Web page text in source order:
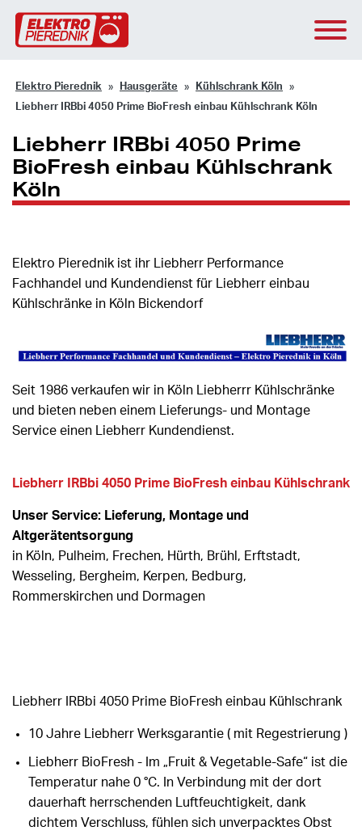
Elektro Pierednik Hausgeräte Kühlschrank Köln
Liebherr IRBbi 4050 Prime BioFresh einbau Kühlschrank Köln
Liebherr IRBbi 4050 Prime
BioFresh einbau Kühlschrank
Köln
Elektro Pierednik ist ihr Liebherr Performance
Fachhandel und Kundendienst für Liebherr einbau
Kühlschränke in Köln Bickendorf
Seit 1986 verkaufen wir in Köln Liebherrr Kühlschränke
und bieten neben einem Lieferungs- und Montage
Service einen Liebherr Kundendienst.
Liebherr IRBbi 4050 Prime BioFresh einbau Kühlschrank
Unser Service: Lieferung, Montage und
Altgerätentsorgung
in Köln, Pulheim, Frechen, Hürth, Brühl, Erftstadt,
Wesseling, Bergheim, Kerpen, Bedburg,
Rommerskirchen und Dormagen
Liebherr IRBbi 4050 Prime BioFresh einbau Kühlschrank
10 Jahre Liebherr Werksgarantie ( mit Regestrierung )
Liebherr BioFresh - Im „Fruit & Vegetable-Safe“ ist die
Temperatur nahe 0 °C. In Verbindung mit der dort
dauerhaft herrschenden Luftfeuchtigkeit, dank
dichtem Verschluss, fühlen sich unverpacktes Obst